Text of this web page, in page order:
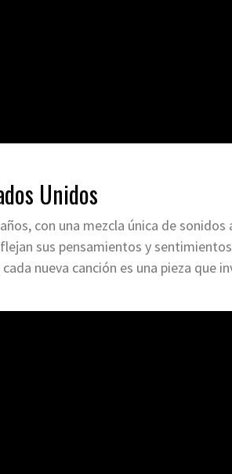
Unidos
con una mezcla única de
sus pensamientos y
nueva canción es una pieza que